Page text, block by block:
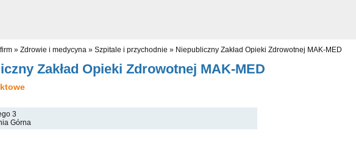
» Zdrowie i medycyna » Szpitale i przychodnie » Niepubliczny Zakład Opieki Zdrowotnej MAK-MED
Zakład Opieki Zdrowotnej MAK-MED
3
Górna